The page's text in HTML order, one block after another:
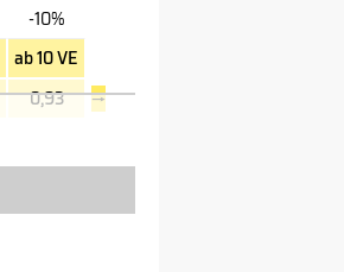
-10%
ab 10 VE
0,93 →